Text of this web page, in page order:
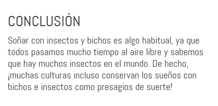
CONCLUSIÓN
Soñar con insectos y bichos es algo habitual, ya que
todos pasamos mucho tiempo al aire libre y sabemos
que hay muchos insectos en el mundo. De hecho,
¡muchas culturas incluso conservan los sueños con
bichos e insectos como presagios de suerte!